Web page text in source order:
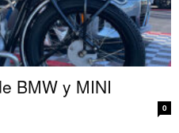
BMW y MINI
0